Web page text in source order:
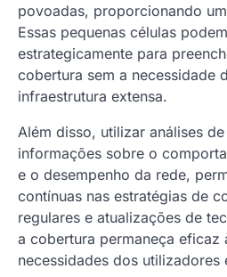
povoadas, proporcionando
Essas pequenas células
estrategicamente para
cobertura sem a necessidade
infraestrutura extensa.
Além disso, utilizar análises
informações sobre o
e o desempenho da rede,
contínuas nas estratégias de
regulares e atualizações de
a cobertura permaneça eficaz
necessidades dos utilizadores